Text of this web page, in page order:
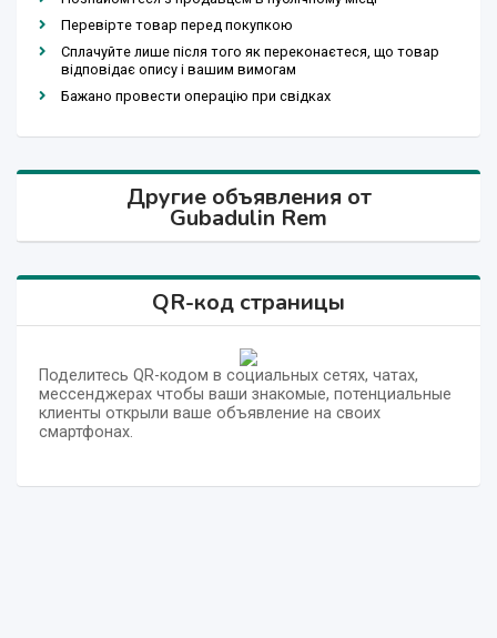
Перевірте товар перед покупкою
Сплачуйте лише після того як переконаєтеся, що товар
відповідає опису і вашим вимогам
Бажано провести операцію при свідках
Другие объявления от
Gubadulin Rem
QR-код страницы
Поделитесь QR-кодом в социальных сетях, чатах,
мессенджерах чтобы ваши знакомые, потенциальные
клиенты открыли ваше объявление на своих
смартфонах.